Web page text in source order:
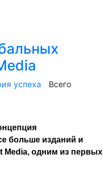
успеха Всего
больше изданий и
Media, одним из первых